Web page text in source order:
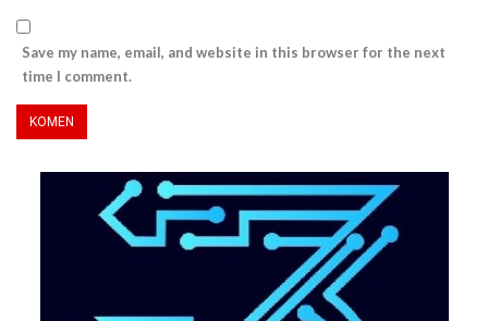
Save my name, email, and website in this browser for the next
time I comment.